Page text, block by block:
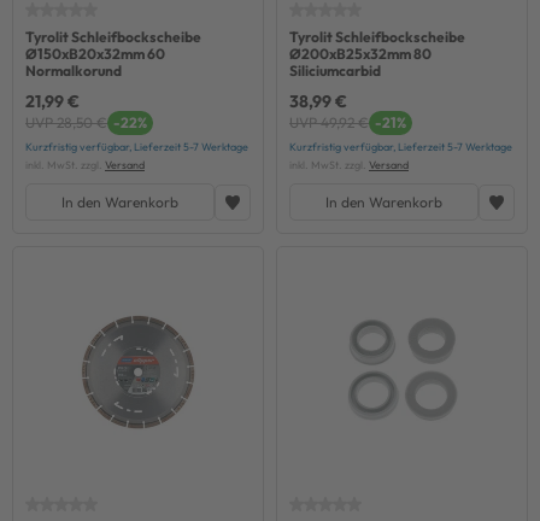
Tyrolit Schleifbockscheibe
Ø150xB20x32mm 60
Normalkorund
21,99 €
UVP 28,50 € -22%
Kurzfristig verfügbar, Lieferzeit 5-7 Werktage
inkl. MwSt. zzgl. Versand
In den Warenkorb
Tyrolit Schleifbockscheibe
Ø200xB25x32mm 80
Siliciumcarbid
38,99 €
UVP 49,92 € -21%
Kurzfristig verfügbar, Lieferzeit 5-7 Werktage
inkl. MwSt. zzgl. Versand
In den Warenkorb